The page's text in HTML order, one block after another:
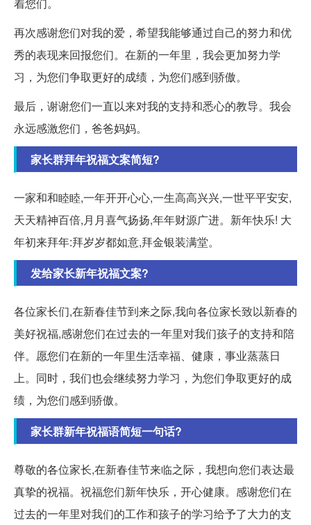
再次感谢您们对我的爱，希望我能够通过自己的努力和优
秀的表现来回报您们。在新的一年里，我会更加努力学
习，为您们争取更好的成绩，为您们感到骄傲。
最后，谢谢您们一直以来对我的支持和悉心的教导。我会
永远感激您们，爸爸妈妈。
家长群拜年祝福文案简短?
一家和和睦睦,一年开开心心,一生高高兴兴,一世平平安安,
天天精神百倍,月月喜气扬扬,年年财源广进。新年快乐! 大
年初来拜年:拜岁岁都如意,拜金银装满堂。
发给家长新年祝福文案?
各位家长们,在新春佳节到来之际,我向各位家长致以新春的
美好祝福,感谢您们在过去的一年里对我们孩子的支持和陪
伴。愿您们在新的一年里生活幸福、健康，事业蒸蒸日
上。同时，我们也会继续努力学习，为您们争取更好的成
绩，为您们感到骄傲。
家长群新年祝福语简短一句话?
尊敬的各位家长,在新春佳节来临之际，我想向您们表达最
真挚的祝福。祝福您们新年快乐，开心健康。感谢您们在
过去的一年里对我们的工作和孩子的学习给予了大力的支